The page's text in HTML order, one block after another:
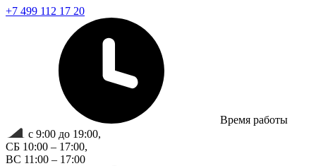
+7 499 112 17 20
Время работы
с 9:00 до 19:00,
СБ 10:00 – 17:00,
ВС 11:00 – 17:00